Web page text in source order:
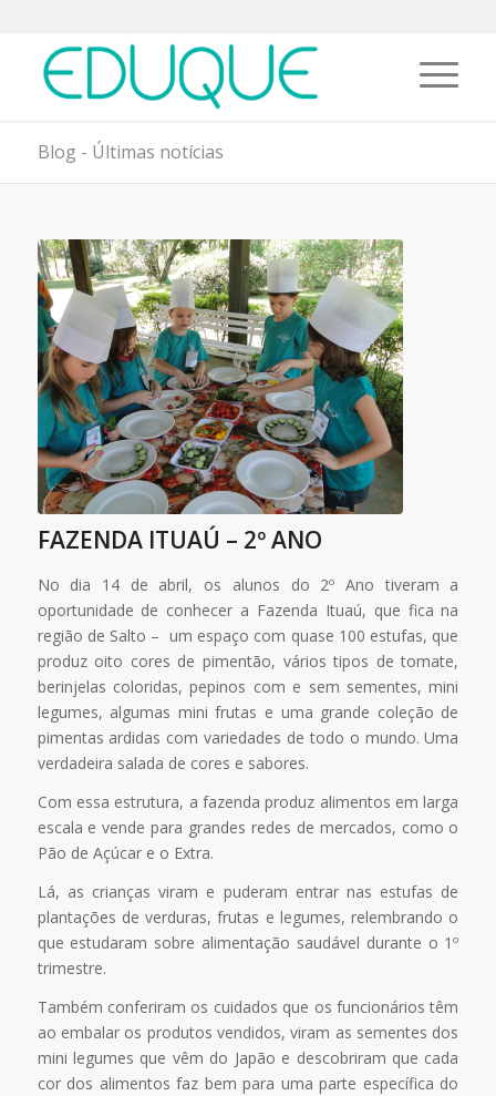
Blog - Últimas notícias
FAZENDA ITUAÚ – 2º ANO
No dia 14 de abril, os alunos do 2º Ano tiveram a
oportunidade de conhecer a Fazenda Ituaú, que fica na
região de Salto – um espaço com quase 100 estufas, que
produz oito cores de pimentão, vários tipos de tomate,
berinjelas coloridas, pepinos com e sem sementes, mini
legumes, algumas mini frutas e uma grande coleção de
pimentas ardidas com variedades de todo o mundo. Uma
verdadeira salada de cores e sabores.
Com essa estrutura, a fazenda produz alimentos em larga
escala e vende para grandes redes de mercados, como o
Pão de Açúcar e o Extra.
Lá, as crianças viram e puderam entrar nas estufas de
plantações de verduras, frutas e legumes, relembrando o
que estudaram sobre alimentação saudável durante o 1º
trimestre.
Também conferiram os cuidados que os funcionários têm
ao embalar os produtos vendidos, viram as sementes dos
mini legumes que vêm do Japão e descobriram que cada
cor dos alimentos faz bem para uma parte específica do